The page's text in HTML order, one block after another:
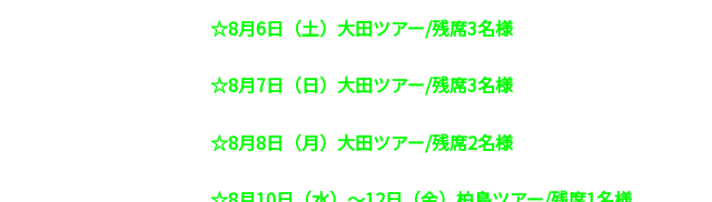
☆8月6日（土）大田ツアー/残席3名様
☆8月7日（日）大田ツアー/残席3名様
☆8月8日（月）大田ツアー/残席2名様